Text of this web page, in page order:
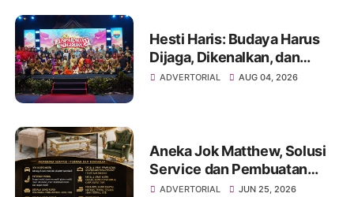
Hesti Haris: Budaya Harus
Dijaga, Dikenalkan, dan
Diwariskan
ADVERTORIAL AUG 04, 2026
Aneka Jok Matthew, Solusi
Service dan Pembuatan
Sofa hingga Interior Mobil di
ADVERTORIAL JUN 25, 2026